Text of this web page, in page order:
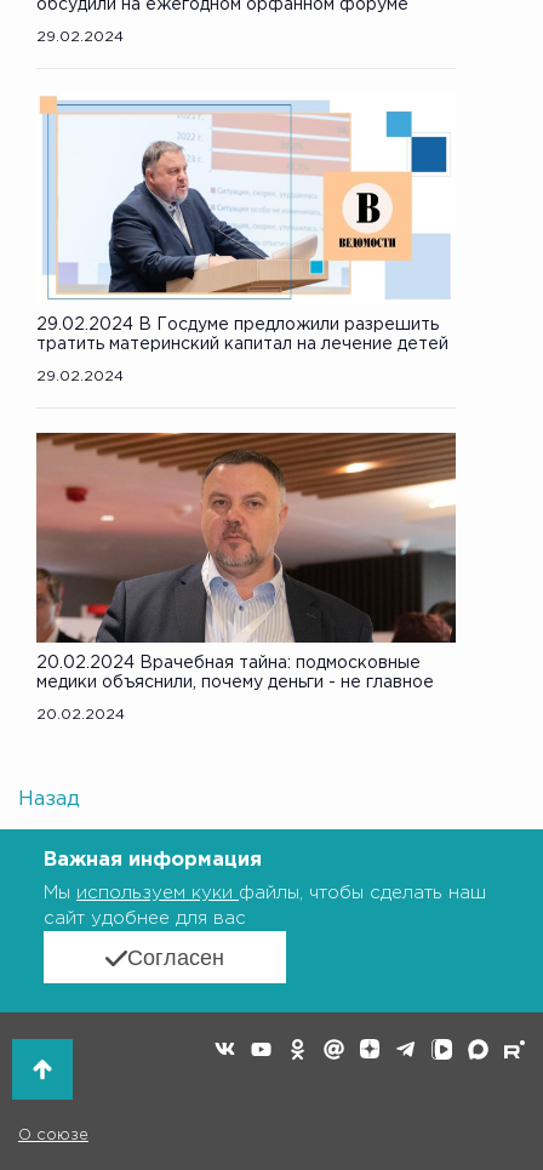
обсудили на ежегодном орфанном форуме
29.02.2024
29.02.2024 В Госдуме предложили разрешить
тратить материнский капитал на лечение детей
29.02.2024
20.02.2024 Врачебная тайна: подмосковные
медики объяснили, почему деньги - не главное
20.02.2024
Назад
Важная информация
Мы используем куки файлы, чтобы сделать наш
сайт удобнее для вас
Согласен
О союзе